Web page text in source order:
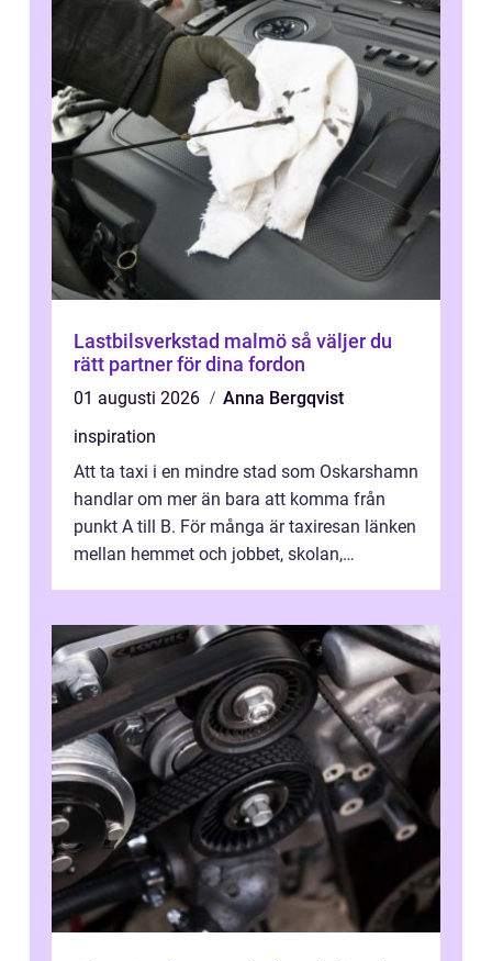
Lastbilsverkstad malmö så väljer du
rätt partner för dina fordon
01 augusti 2026
Anna Bergqvist
inspiration
Att ta taxi i en mindre stad som Oskarshamn
handlar om mer än bara att komma från
punkt A till B. För många är taxiresan länken
mellan hemmet och jobbet, skolan,